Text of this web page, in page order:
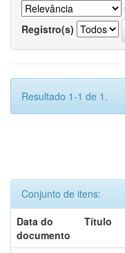
Registro(s)
Resultado 1-1 de 1.
Conjunto de itens:
Data do
documento
Título